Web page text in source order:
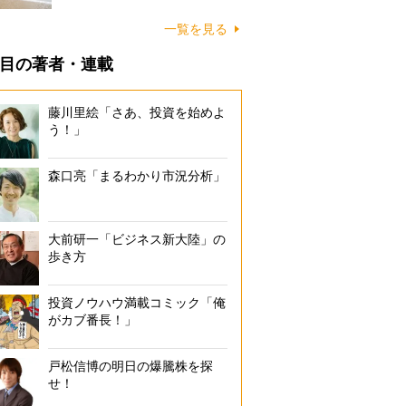
一覧を見る
の著者・連載
藤川里絵「さあ、投資を始めよ
う！」
森口亮「まるわかり市況分析」
大前研一「ビジネス新大陸」の
歩き方
投資ノウハウ満載コミック「俺
がカブ番長！」
戸松信博の明日の爆騰株を探
せ！